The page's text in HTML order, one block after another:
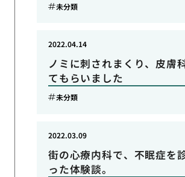
未分類
ノミに刺されまくり、皮膚
てもらいました
2022.04.14
未分類
街の心療内科で、不眠症を
った体験談。
2022.03.09